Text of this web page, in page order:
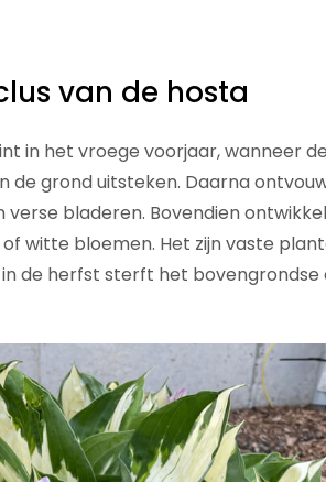
van de hosta
in het vroege voorjaar, wanneer
grond uitsteken. Daarna
bladeren. Bovendien
witte bloemen. Het zijn vaste
de herfst sterft het bovengrondse